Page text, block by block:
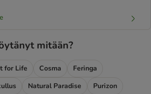
mitään?
for Life Cosma
Feringa
Natural Paradise
Purizon